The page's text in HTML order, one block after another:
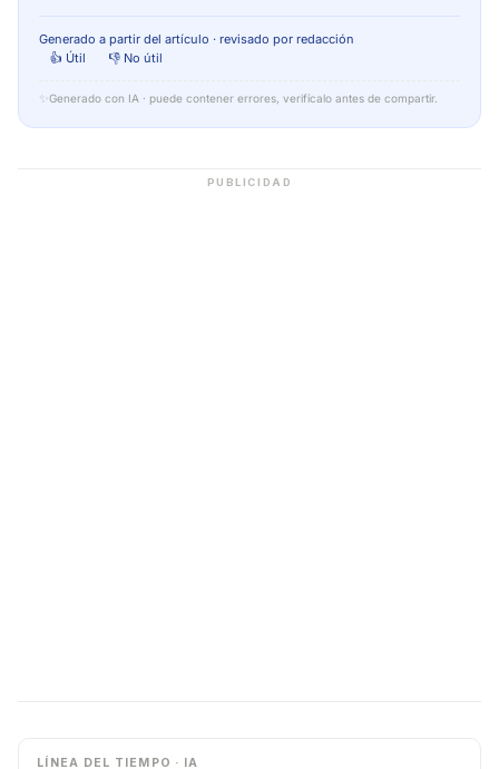
Generado a partir del artículo · revisado por redacción
👍 Útil
👎 No útil
✨ Generado con IA · puede contener errores, verifícalo antes de compartir.
PUBLICIDAD
LÍNEA DEL TIEMPO · IA